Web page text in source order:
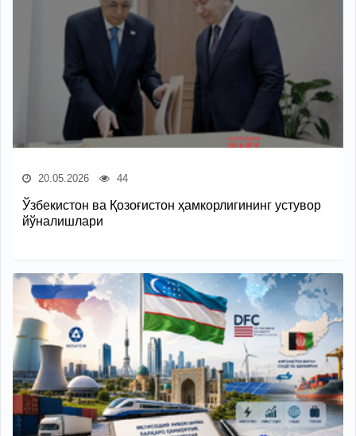
20.05.2026 44
Ўзбекистон ва Қозоғистон ҳамкорлигининг устувор
йўналишлари